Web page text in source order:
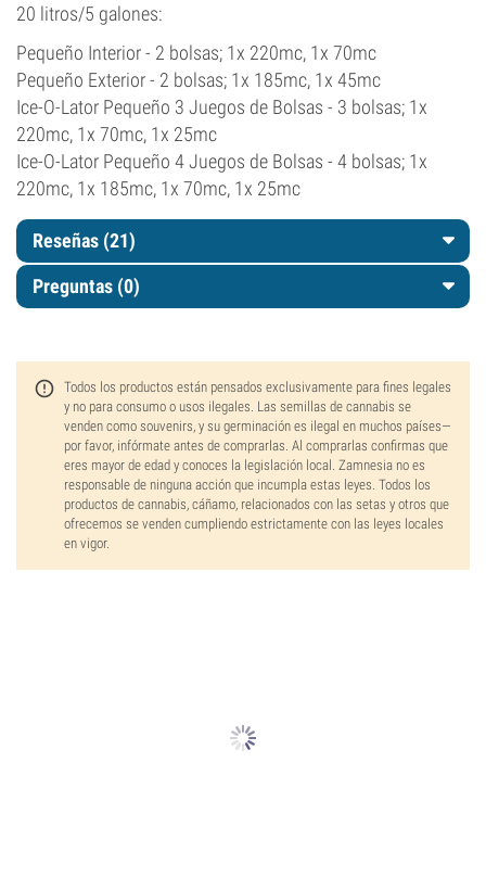
20 litros/5 galones:
Pequeño Interior - 2 bolsas; 1x 220mc, 1x 70mc
Pequeño Exterior - 2 bolsas; 1x 185mc, 1x 45mc
Ice-O-Lator Pequeño 3 Juegos de Bolsas - 3 bolsas; 1x
220mc, 1x 70mc, 1x 25mc
Ice-O-Lator Pequeño 4 Juegos de Bolsas - 4 bolsas; 1x
220mc, 1x 185mc, 1x 70mc, 1x 25mc
Reseñas (21)
Preguntas (0)
Todos los productos están pensados exclusivamente para fines legales
y no para consumo o usos ilegales. Las semillas de cannabis se
venden como souvenirs, y su germinación es ilegal en muchos países—
por favor, infórmate antes de comprarlas. Al comprarlas confirmas que
eres mayor de edad y conoces la legislación local. Zamnesia no es
responsable de ninguna acción que incumpla estas leyes. Todos los
productos de cannabis, cáñamo, relacionados con las setas y otros que
ofrecemos se venden cumpliendo estrictamente con las leyes locales
en vigor.